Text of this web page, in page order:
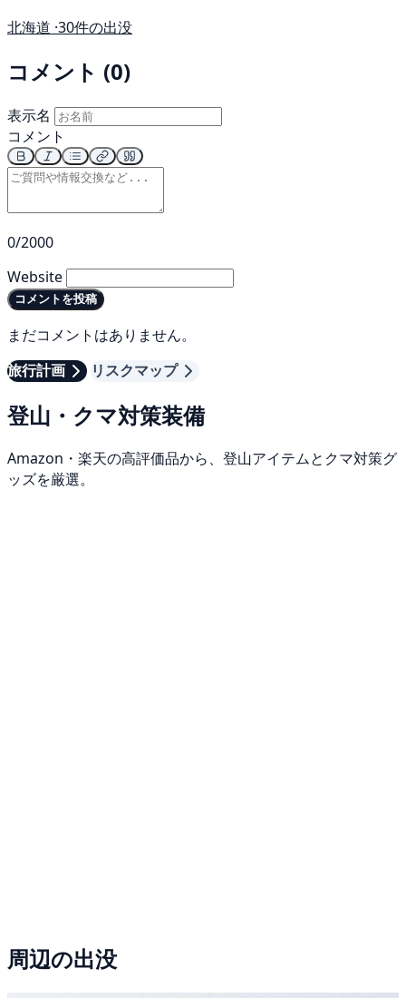
北海道 ·30件の出没
コメント (0)
表示名
コメント
0/2000
Website
コメントを投稿
まだコメントはありません。
旅行計画
リスクマップ
登山・クマ対策装備
Amazon・楽天の高評価品から、登山アイテムとクマ対策グ
ッズを厳選。
周辺の出没